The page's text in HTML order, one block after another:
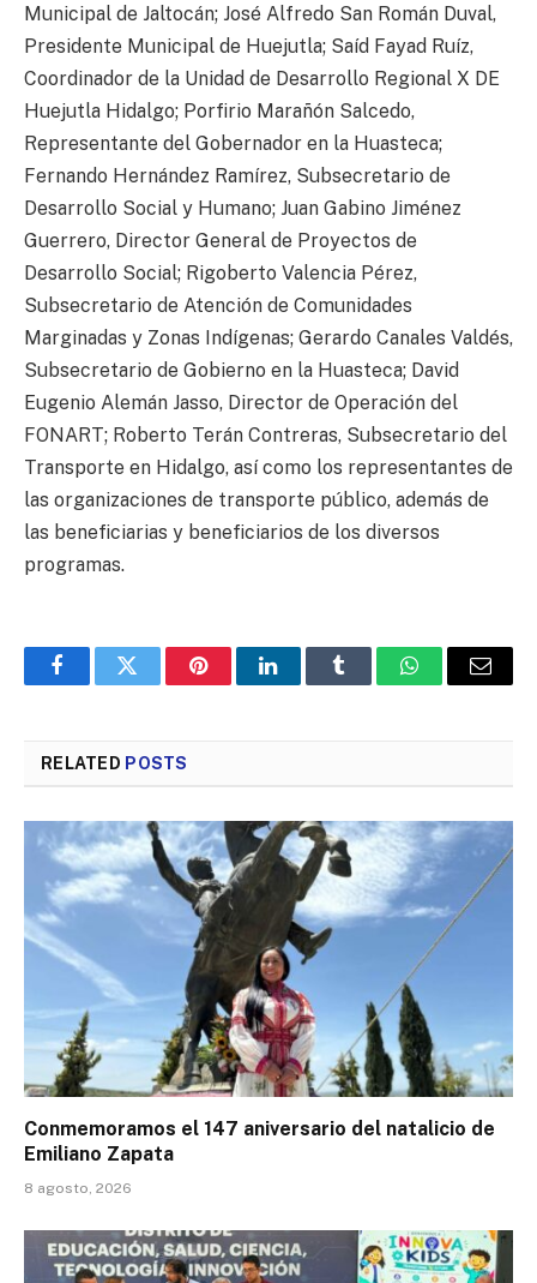
Municipal de Jaltocán; José Alfredo San Román Duval,
Presidente Municipal de Huejutla; Saíd Fayad Ruíz,
Coordinador de la Unidad de Desarrollo Regional X DE
Huejutla Hidalgo; Porfirio Marañón Salcedo,
Representante del Gobernador en la Huasteca;
Fernando Hernández Ramírez, Subsecretario de
Desarrollo Social y Humano; Juan Gabino Jiménez
Guerrero, Director General de Proyectos de
Desarrollo Social; Rigoberto Valencia Pérez,
Subsecretario de Atención de Comunidades
Marginadas y Zonas Indígenas; Gerardo Canales Valdés,
Subsecretario de Gobierno en la Huasteca; David
Eugenio Alemán Jasso, Director de Operación del
FONART; Roberto Terán Contreras, Subsecretario del
Transporte en Hidalgo, así como los representantes de
las organizaciones de transporte público, además de
las beneficiarias y beneficiarios de los diversos
programas.
FacebookTwitter PinterestLinkedInTumblr WhatsAppEmail
RELATED POSTS
Conmemoramos el 147 aniversario del natalicio de
Emiliano Zapata
8 agosto, 2026